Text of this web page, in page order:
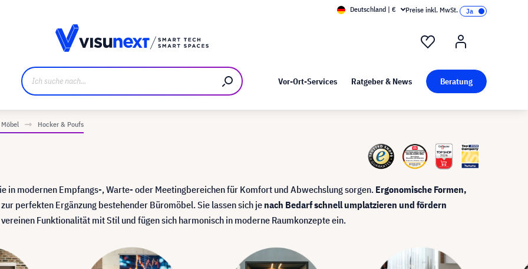
Kunst bei visunext
Deutschland | € Preise inkl. MwSt.
Vor-Ort-Services Ratgeber & News Beratung
Möbel Hocker & Poufs
in modernen Empfangs-, Warte- oder Meetingbereichen für Komfort und Abwechslung sorgen. Ergonomische Formen,
perfekten Ergänzung bestehender Büromöbel. Sie lassen sich je nach Bedarf schnell umplatzieren und fördern
Funktionalität mit Stil und fügen sich harmonisch in moderne Raumkonzepte ein.